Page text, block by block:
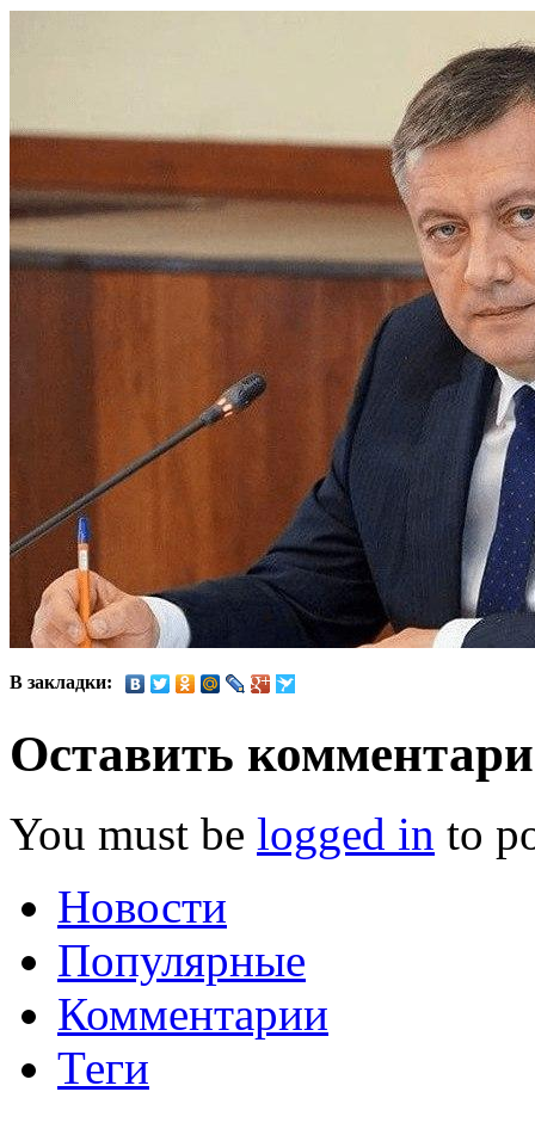
В закладки:
Оставить
You must be logged in to
Новости
Популярные
Комментарии
Теги